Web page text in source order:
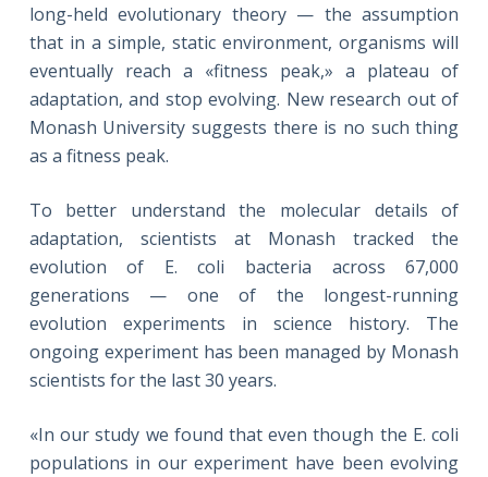
long-held evolutionary theory — the assumption
that in a simple, static environment, organisms will
eventually reach a «fitness peak,» a plateau of
adaptation, and stop evolving. New research out of
Monash University suggests there is no such thing
as a fitness peak.
To better understand the molecular details of
adaptation, scientists at Monash tracked the
evolution of E. coli bacteria across 67,000
generations — one of the longest-running
evolution experiments in science history. The
ongoing experiment has been managed by Monash
scientists for the last 30 years.
«In our study we found that even though the E. coli
populations in our experiment have been evolving